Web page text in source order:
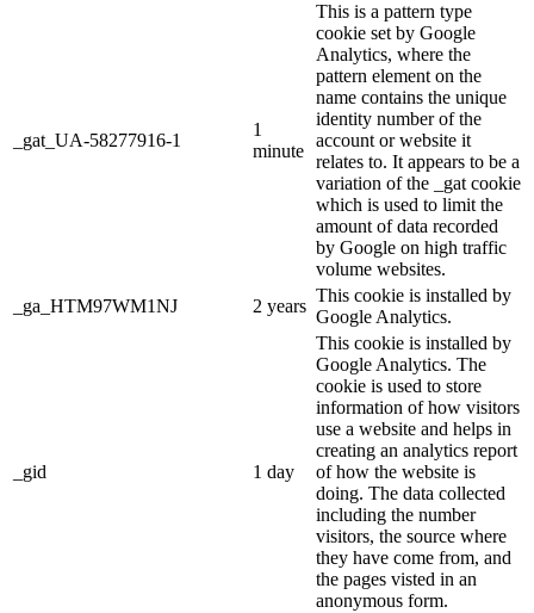
_gat_UA-58277916-1
1
minute
This is a pattern type
cookie set by Google
Analytics, where the
pattern element on the
name contains the unique
identity number of the
account or website it
relates to. It appears to be a
variation of the _gat cookie
which is used to limit the
amount of data recorded
by Google on high traffic
volume websites.
_ga_HTM97WM1NJ
2 years
This cookie is installed by
Google Analytics.
_gid 1 day
This cookie is installed by
Google Analytics. The
cookie is used to store
information of how visitors
use a website and helps in
creating an analytics report
of how the website is
doing. The data collected
including the number
visitors, the source where
they have come from, and
the pages visted in an
anonymous form.